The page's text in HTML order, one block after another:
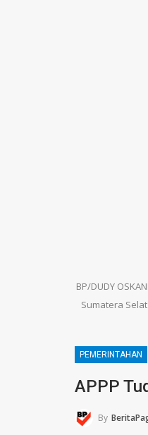
BP/DUDY
Sumatera
PEMERINTAHAN
APPP
By